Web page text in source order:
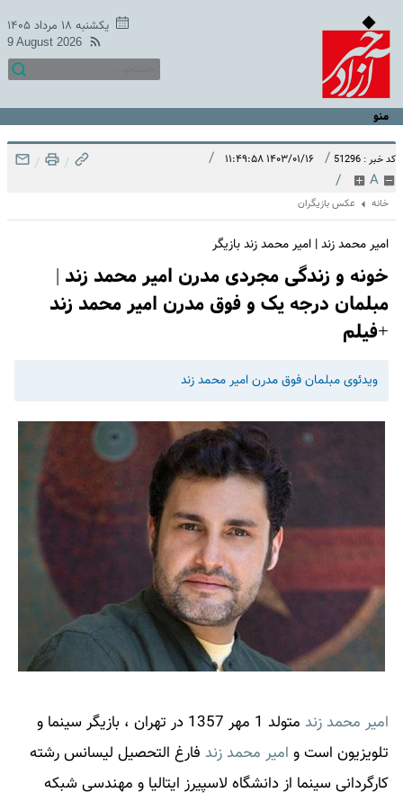
یکشنبه ۱۸ مرداد ۱۴۰۵
9 August 2026
منو
کد خبر : 51296 / ۱۴۰۳/۰۱/۱۶ ۱۱:۴۹:۵۸ /
A
/
/
/
خانه عکس بازیگران
امیر محمد زند | امیر محمد زند بازیگر
خونه و زندگی مجردی مدرن امیر محمد زند |
مبلمان درجه یک و فوق مدرن امیر محمد زند
+فیلم
ویدئوی مبلمان فوق مدرن امیر محمد زند
امیر محمد زند
متولد 1 مهر 1357 در تهران ، بازیگر سینما و
تلویزیون است و امیر محمد زند فارغ التحصیل لیسانس رشته
کارگردانی سینما از دانشگاه لاسپیرز ایتالیا و مهندسی شبکه